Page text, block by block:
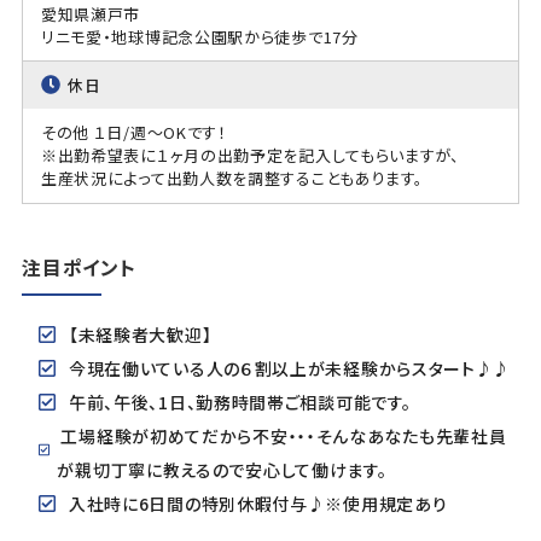
愛知県瀬戸市
リニモ愛・地球博記念公園駅から徒歩で17分
休日
その他 １日/週～OKです！
※出勤希望表に１ヶ月の出勤予定を記入してもらいますが、
生産状況によって出勤人数を調整することもあります。
注目ポイント
【未経験者大歓迎】
今現在働いている人の６割以上が未経験からスタート♪♪
午前、午後、1日、勤務時間帯ご相談可能です。
工場経験が初めてだから不安・・・そんなあなたも先輩社員
が親切丁寧に教えるので安心して働けます。
入社時に6日間の特別休暇付与♪※使用規定あり